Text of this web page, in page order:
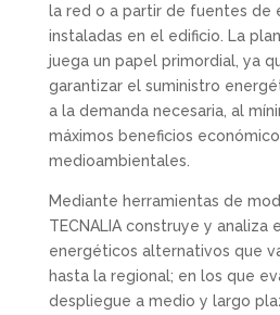
la red o a partir de fuentes de
instaladas en el edificio. La
juega un papel primordial, ya
garantizar el suministro
a la demanda necesaria, al
máximos beneficios
medioambientales.
Mediante herramientas de
TECNALIA construye y analiza
energéticos alternativos que
hasta la regional; en los que
despliegue a medio y largo